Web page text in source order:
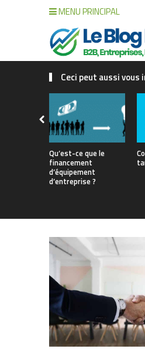
MENU PRINCIPAL
Ceci peut aussi vous
Qu’est-ce que le
financement
d’équipement
d’entreprise ?